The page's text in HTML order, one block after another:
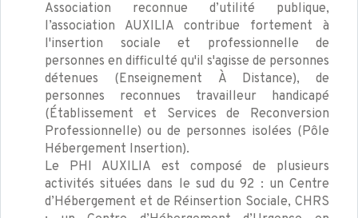
Association reconnue d’utilité publique,
l’association AUXILIA contribue fortement à
l'insertion sociale et professionnelle de
personnes en difficulté qu'il s'agisse de personnes
détenues (Enseignement À Distance), de
personnes reconnues travailleur handicapé
(Établissement et Services de Reconversion
Professionnelle) ou de personnes isolées (Pôle
Hébergement Insertion).
Le PHI AUXILIA est composé de plusieurs
activités situées dans le sud du 92 : un Centre
d’Hébergement et de Réinsertion Sociale, CHRS